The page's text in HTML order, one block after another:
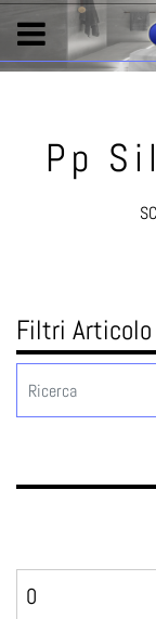
Pp
Filtri Articolo
Prezzo minimo